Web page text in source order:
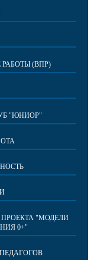
(ВПР)
"ЮНИОР"
"МОДЕЛИ
0+"